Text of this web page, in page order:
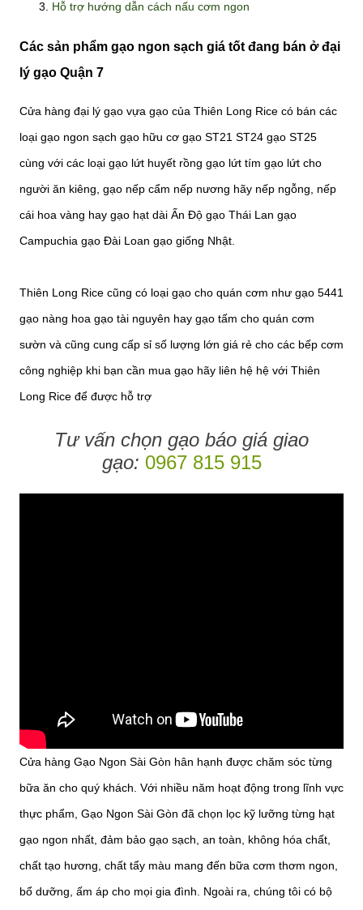
Hỗ trợ hướng dẫn cách nấu cơm ngon
Các sản phẩm gạo ngon sạch giá tốt đang bán ở đại
lý gạo Quận 7
Cửa hàng đại lý gạo vựa gạo của Thiên Long Rice có bán các
loại gạo ngon sạch gạo hữu cơ gạo ST21 ST24 gạo ST25
cùng với các loại gạo lứt huyết rồng gạo lứt tím gạo lứt cho
người ăn kiêng, gạo nếp cẩm nếp nương hãy nếp ngỗng, nếp
cái hoa vàng hay gạo hạt dài Ấn Độ gạo Thái Lan gạo
Campuchia gạo Đài Loan gạo giống Nhật.
Thiên Long Rice cũng có loại gạo cho quán cơm như gạo 5441
gạo nàng hoa gạo tài nguyên hay gạo tấm cho quán cơm
sườn và cũng cung cấp sỉ số lượng lớn giá rẻ cho các bếp cơm
công nghiệp khi bạn cần mua gạo hãy liên hệ hệ với Thiên
Long Rice để được hỗ trợ
Tư vấn chọn gạo báo giá giao
gạo: 0967 815 915
Cửa hàng Gạo Ngon Sài Gòn hân hạnh được chăm sóc từng
bữa ăn cho quý khách. Với nhiều năm hoạt động trong lĩnh vực
thực phẩm, Gạo Ngon Sài Gòn đã chọn lọc kỹ lưỡng từng hạt
gạo ngon nhất, đảm bảo gạo sạch, an toàn, không hóa chất,
chất tạo hương, chất tẩy màu mang đến bữa cơm thơm ngon,
bổ dưỡng, ấm áp cho mọi gia đình. Ngoài ra, chúng tôi có bộ